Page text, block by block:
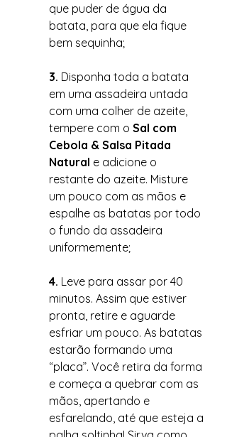
que puder de água da
batata, para que ela fique
bem sequinha;
3. Disponha toda a batata
em uma assadeira untada
com uma colher de azeite,
tempere com o Sal com
Cebola & Salsa Pitada
Natural e adicione o
restante do azeite. Misture
um pouco com as mãos e
espalhe as batatas por todo
o fundo da assadeira
uniformemente;
4. Leve para assar por 40
minutos. Assim que estiver
pronta, retire e aguarde
esfriar um pouco. As batatas
estarão formando uma
“placa”. Você retira da forma
e começa a quebrar com as
mãos, apertando e
esfarelando, até que esteja a